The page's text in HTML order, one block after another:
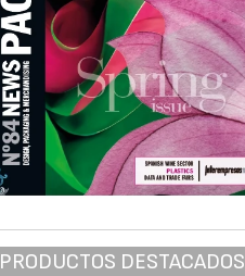
PRODUCTOS DESTACADOS